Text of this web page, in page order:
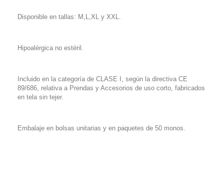
Disponible en tallas: M,L,XL y XXL.
Hipoalérgica no estéril.
Incluido en la categoría de CLASE I, según la directiva CE
89/686, relativa a Prendas y Accesorios de uso corto, fabricados
en tela sin tejer.
Embalaje en bolsas unitarias y en paquetes de 50 monos.